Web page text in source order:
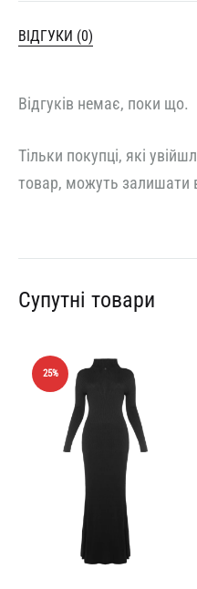
ВІДГУКИ (0)
Відгуків немає, поки що.
Тільки покупці, які
товар, можуть залишати
Супутні товари
25%